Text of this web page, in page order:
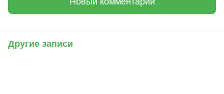
Другие записи